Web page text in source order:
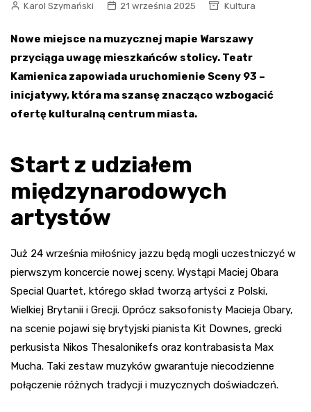
Karol Szymański 21 września 2025 Kultura
Nowe miejsce na muzycznej mapie Warszawy
przyciąga uwagę mieszkańców stolicy. Teatr
Kamienica zapowiada uruchomienie Sceny 93 –
inicjatywy, która ma szansę znacząco wzbogacić
ofertę kulturalną centrum miasta.
Start z udziałem
międzynarodowych
artystów
Już 24 września miłośnicy jazzu będą mogli uczestniczyć w
pierwszym koncercie nowej sceny. Wystąpi Maciej Obara
Special Quartet, którego skład tworzą artyści z Polski,
Wielkiej Brytanii i Grecji. Oprócz saksofonisty Macieja Obary,
na scenie pojawi się brytyjski pianista Kit Downes, grecki
perkusista Nikos Thesalonikefs oraz kontrabasista Max
Mucha. Taki zestaw muzyków gwarantuje niecodzienne
połączenie różnych tradycji i muzycznych doświadczeń.